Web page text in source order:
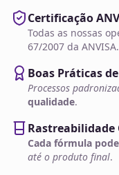
Certificação
Todas as nossas
67/2007 da ANVISA.
Boas Práticas
Processos
qualidade.
Rastreabilidade
Cada fórmula
até o produto final.